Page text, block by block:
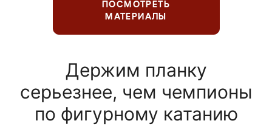
ПОСМОТРЕТЬ
МАТЕРИАЛЫ
Держим планку
серьезнее, чем чемпионы
по фигурному катанию